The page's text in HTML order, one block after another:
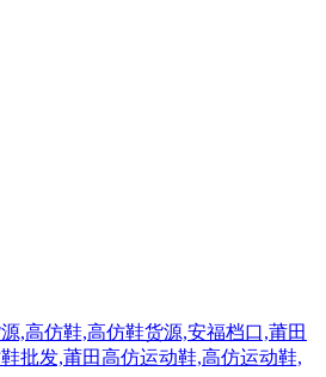
,高仿鞋,高仿鞋货源,安福档口,莆田
批发,莆田高仿运动鞋,高仿运动鞋,